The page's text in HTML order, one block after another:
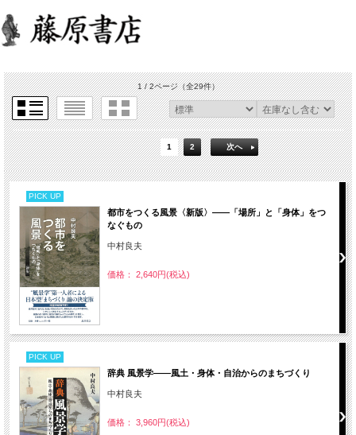
1 / 2ページ（全29件）
1 2 次へ
PICK UP
都市をつくる風景〈新版〉――「場所」と「身体」をつ
なぐもの
中村良夫
価格： 2,640円(税込)
PICK UP
辞典 風景学――風土・身体・自治からのまちづくり
中村良夫
価格： 3,960円(税込)